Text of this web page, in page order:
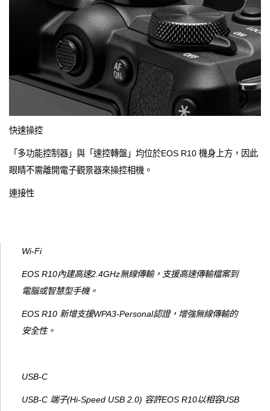
快速操控
「多功能控制器」與「速控轉盤」均位於EOS R10 機身上方，因此
眼睛不需離開電子觀景器來操控相機。
連接性
Wi-Fi
EOS R10內建高速2.4GHz無線傳輸，支援高速傳輸檔案到
電腦或智慧型手機。
EOS R10 新增支援WPA3-Personal認證，增強無線傳輸的
安全性。
USB-C
USB-C 端子(Hi-Speed USB 2.0) 容許EOS R10以相容USB